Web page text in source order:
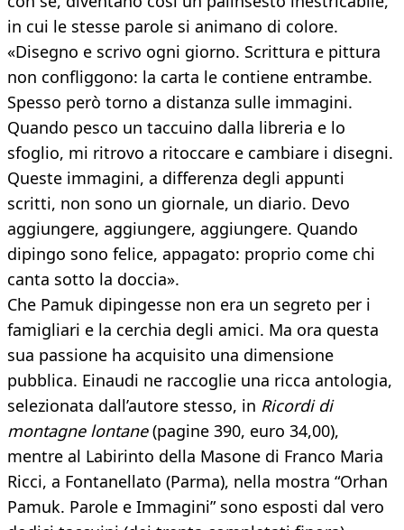
in cui le stesse parole si animano di colore.
«Disegno e scrivo ogni giorno. Scrittura e pittura
non confliggono: la carta le contiene entrambe.
Spesso però torno a distanza sulle immagini.
Quando pesco un taccuino dalla libreria e lo
sfoglio, mi ritrovo a ritoccare e cambiare i disegni.
Queste immagini, a differenza degli appunti
scritti, non sono un giornale, un diario. Devo
aggiungere, aggiungere, aggiungere. Quando
dipingo sono felice, appagato: proprio come chi
canta sotto la doccia».
Che Pamuk dipingesse non era un segreto per i
famigliari e la cerchia degli amici. Ma ora questa
sua passione ha acquisito una dimensione
pubblica. Einaudi ne raccoglie una ricca antologia,
selezionata dall’autore stesso, in Ricordi di
montagne lontane(pagine 390, euro 34,00),
mentre al Labirinto della Masone di Franco Maria
Ricci, a Fontanellato (Parma), nella mostra “Orhan
Pamuk. Parole e Immagini” sono esposti dal vero